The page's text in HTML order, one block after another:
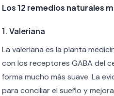
Los 12 remedios naturales
1. Valeriana
La valeriana es la planta
con los receptores GABA del
forma mucho más suave. La
para conciliar el sueño y